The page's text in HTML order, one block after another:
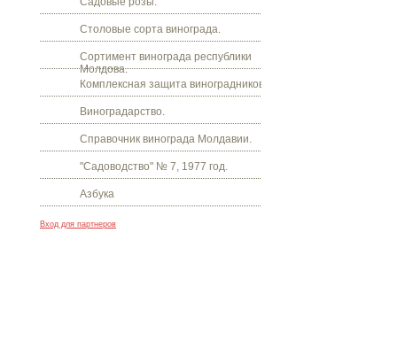
Столовые сорта винограда.
Сортимент винограда республики
Молдова.
Комплексная защита виноградников.
Виноградарство.
Справочник винограда Молдавии.
"Садоводство" № 7, 1977 год.
Азбука
Вход для партнеров